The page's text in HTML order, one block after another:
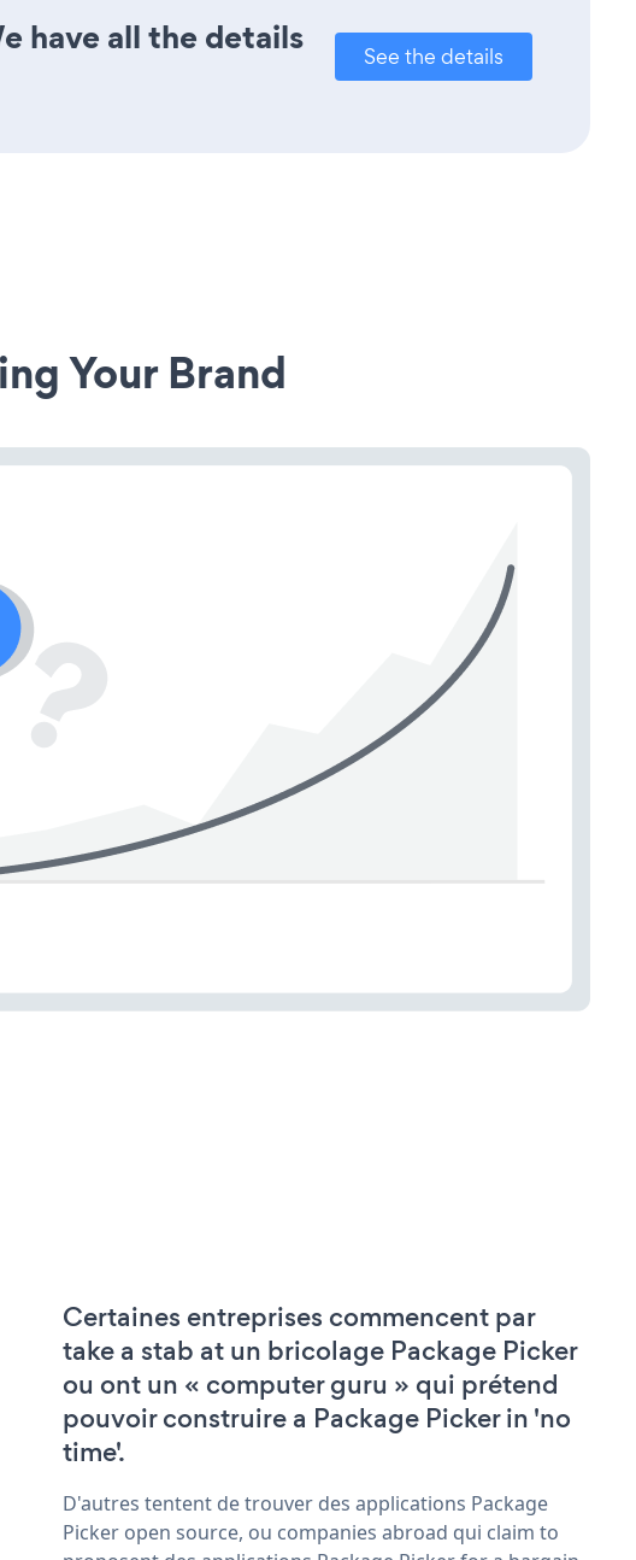
have all the details
See the details
Your Brand
Certaines entreprises commencent par
take a stab at un bricolage Package Picker
ou ont un « computer guru » qui prétend
pouvoir construire a Package Picker in 'no
time'.
D'autres tentent de trouver des applications Package
Picker open source, ou companies abroad qui claim to